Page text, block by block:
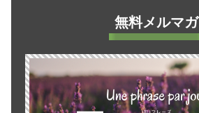
無料メルマガ